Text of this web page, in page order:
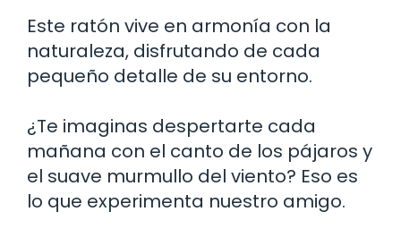
Este ratón vive en armonía con la
naturaleza, disfrutando de cada
pequeño detalle de su entorno.
¿Te imaginas despertarte cada
mañana con el canto de los pájaros y
el suave murmullo del viento? Eso es
lo que experimenta nuestro amigo.